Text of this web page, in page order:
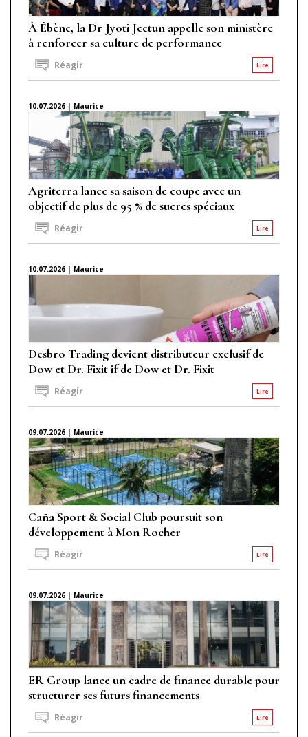
À Ébène, la Dr Jyoti Jeetun appelle son ministère
à renforcer sa culture de performance
Lire
Réagir
10.07.2026 | Maurice
Agriterra lance sa saison de coupe avec un
objectif de plus de 95 % de sucres spéciaux
Lire
Réagir
10.07.2026 | Maurice
Desbro Trading devient distributeur exclusif de
Dow et Dr. Fixit if de Dow et Dr. Fixit
Lire
Réagir
09.07.2026 | Maurice
Caña Sport & Social Club poursuit son
développement à Mon Rocher
Lire
Réagir
09.07.2026 | Maurice
ER Group lance un cadre de finance durable pour
structurer ses futurs financements
Lire
Réagir